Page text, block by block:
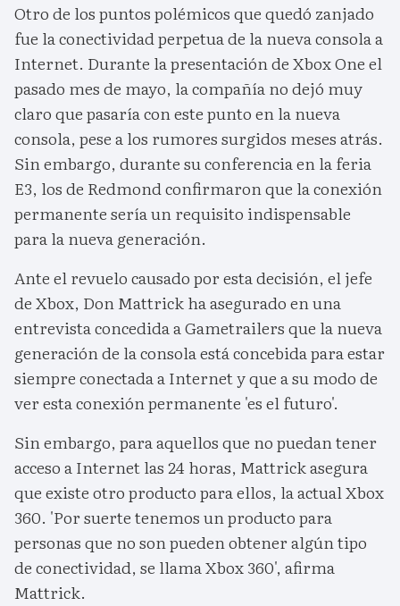
Otro de los puntos polémicos que quedó zanjado
fue la conectividad perpetua de la nueva consola a
Internet. Durante la presentación de Xbox One el
pasado mes de mayo, la compañía no dejó muy
claro que pasaría con este punto en la nueva
consola, pese a los rumores surgidos meses atrás.
Sin embargo, durante su conferencia en la feria
E3, los de Redmond confirmaron que la conexión
permanente sería un requisito indispensable
para la nueva generación.
Ante el revuelo causado por esta decisión, el jefe
de Xbox, Don Mattrick ha asegurado en una
entrevista concedida a Gametrailers que la nueva
generación de la consola está concebida para estar
siempre conectada a Internet y que a su modo de
ver esta conexión permanente 'es el futuro'.
Sin embargo, para aquellos que no puedan tener
acceso a Internet las 24 horas, Mattrick asegura
que existe otro producto para ellos, la actual Xbox
360. 'Por suerte tenemos un producto para
personas que no son pueden obtener algún tipo
de conectividad, se llama Xbox 360', afirma
Mattrick.